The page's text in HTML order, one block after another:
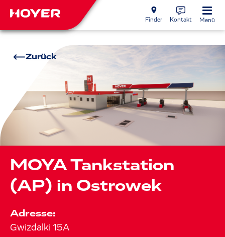
Finder Kontakt Menü
Zurück
MOYA Tankstation
(AP) in Ostrowek
Adresse:
Gwizdalki 15A